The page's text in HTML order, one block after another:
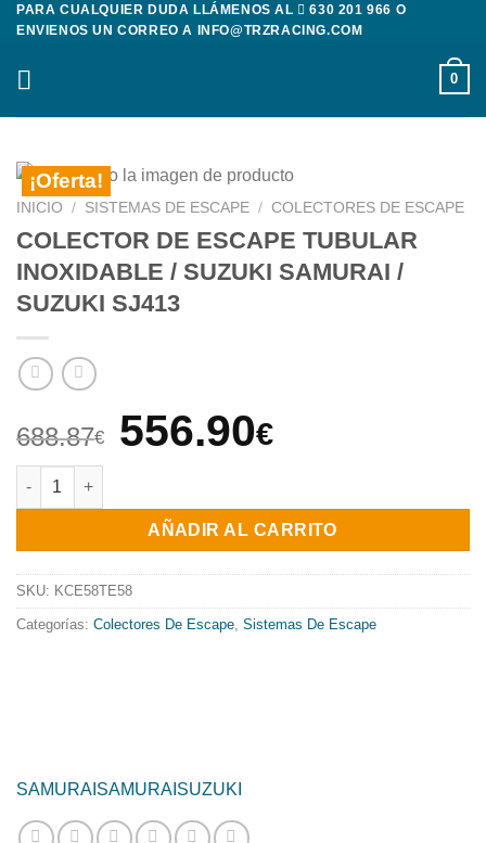
Saltar
contenido
PARA CUALQUIER DUDA LLÁMENOS AL 630 201 966 O
ENVIENOS UN CORREO A
INFO@TRZRACING.COM
0
¡Oferta!
INICIO / SISTEMAS DE ESCAPE / COLECTORES DE ESCAPE
COLECTOR DE ESCAPE TUBULAR
INOXIDABLE / SUZUKI SAMURAI /
SUZUKI SJ413
688.87€
El
original
era:
688.87€.
556.90€El
actual
es:
556.90€.
COLECTOR DE ESCAPE TUBULAR INOXIDABLE / SUZUKI
AÑADIR AL CARRITO
SKU: KCE58TE58
Categorías: Colectores De Escape Sistemas De Escape
SAMURAI SAMURAI SUZUKI